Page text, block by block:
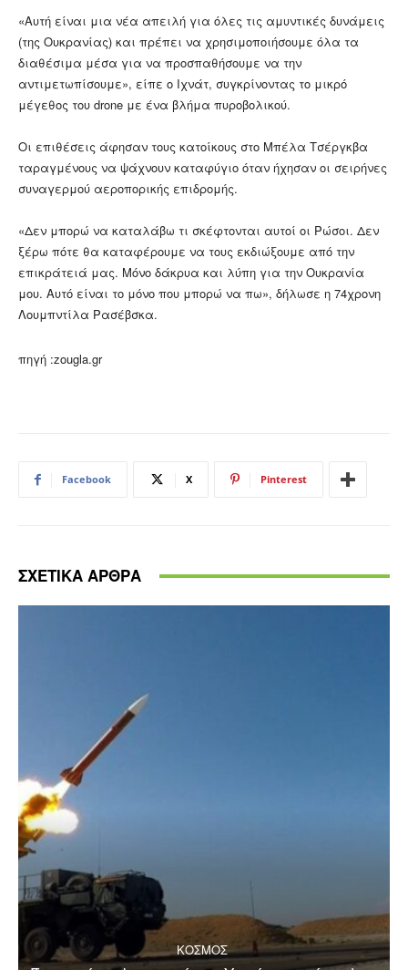
«Αυτή είναι μια νέα απειλή για όλες τις αμυντικές δυνάμεις
(της Ουκρανίας) και πρέπει να χρησιμοποιήσουμε όλα τα
διαθέσιμα μέσα για να προσπαθήσουμε να την
αντιμετωπίσουμε», είπε ο Ιχνάτ, συγκρίνοντας το μικρό
μέγεθος του drone με ένα βλήμα πυροβολικού.
Οι επιθέσεις άφησαν τους κατοίκους στο Μπέλα Τσέργκβα
ταραγμένους να ψάχνουν καταφύγιο όταν ήχησαν οι σειρήνες
συναγερμού αεροπορικής επιδρομής.
«Δεν μπορώ να καταλάβω τι σκέφτονται αυτοί οι Ρώσοι. Δεν
ξέρω πότε θα καταφέρουμε να τους εκδιώξουμε από την
επικράτειά μας. Μόνο δάκρυα και λύπη για την Ουκρανία
μου. Αυτό είναι το μόνο που μπορώ να πω», δήλωσε η 74χρονη
Λουμπντίλα Ρασέβσκα.
πηγή :zougla.gr
Facebook X Pinterest
ΣΧΕΤΙΚΑ ΑΡΘΡΑ
ΚΟΣΜΟΣ